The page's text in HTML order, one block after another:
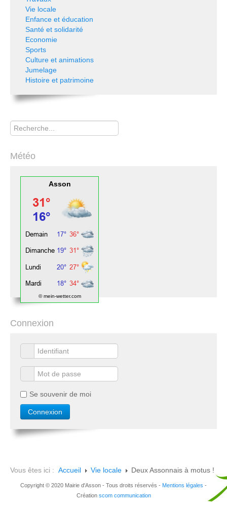
Vie locale
Enfance et éducation
Santé et solidarité
Economie
Sports
Culture et animations
Jumelage
Histoire et patrimoine
Rechercher
Météo
Asson
© mein-wetter.com
Connexion
Se souvenir de moi
Vous êtes ici : Accueil Vie locale Deux Assonnais à motus !
Copyright © 2020 Mairie d'Asson - Tous droits réservés - Mentions légales -
Création scom communication